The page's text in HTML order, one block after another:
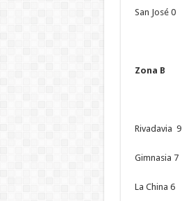
San José 0
Zona B
Rivadavia 9
Gimnasia 7
La China 6